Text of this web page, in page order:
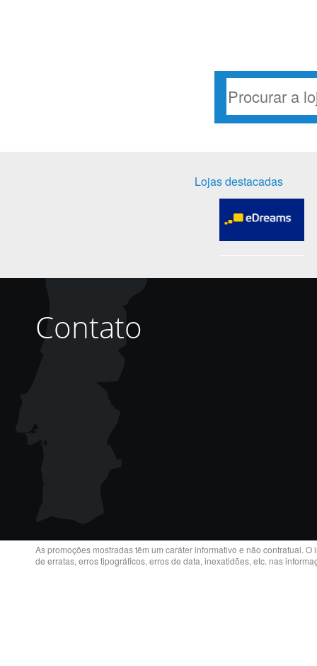
Lojas destacadas
Contato
As promoções mostradas têm um caráter informativo e não contratual.
de erratas, erros tipográficos, erros de data, inexatidões, etc. nas